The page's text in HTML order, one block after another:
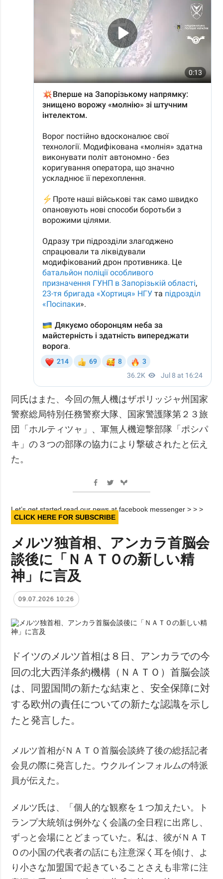
同氏はまた、今回の無人機はザポリッジャ州国家
警察総局特別任務警察大隊、国家警護隊第２３旅
団「ホルティツャ」、軍無人機迎撃部隊「ポシパ
キ」の３つの部隊の協力により撃破されたと伝え
た。
Let’s get started read our news at facebook messenger > > >
CLICK HERE FOR SUBSCRIBE
メルツ独首相、アンカラ首脳会
談後に「ＮＡＴＯの新しい精
神」に言及
09.07.2026 10:26
ドイツのメルツ首相は８日、アンカラでの今
回の北大西洋条約機構（ＮＡＴＯ）首脳会談
は、同盟国間の新たな結束と、安全保障に対
する欧州の責任についての新たな認識を示し
たと発言した。
メルツ首相がＮＡＴＯ首脳会談終了後の総括記者
会見の際に発言した。ウクルインフォルムの特派
員が伝えた。
メルツ氏は、「個人的な観察を１つ加えたい。ト
ランプ大統領は例外なく会議の全日程に出席し、
ずっと会場にとどまっていた。私は、彼がＮＡＴ
Ｏの小国の代表者の話にも注意深く耳を傾け、よ
り小さな加盟国で起きていることさえも非常に注